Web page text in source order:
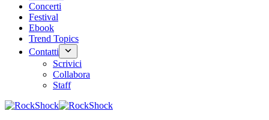
Concerti
Festival
Ebook
Trend Topics
Contatti
Scrivici
Collabora
Staff